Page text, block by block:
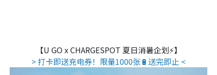
【U GO x CHARGESPOT 夏日消暑企划⚡】
> 打卡即送充电券！限量1000张🔋送完即止 <